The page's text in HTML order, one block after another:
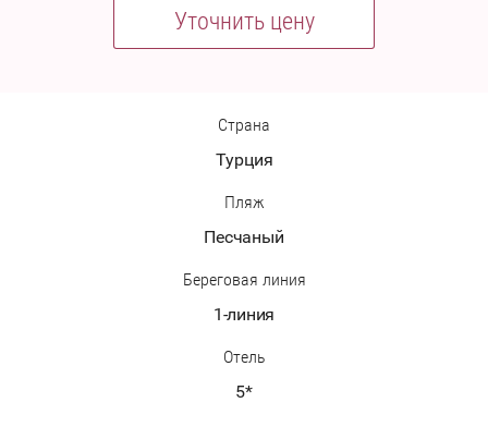
Уточнить цену
Страна
Турция
Пляж
Песчаный
Береговая линия
1-линия
Отель
5*